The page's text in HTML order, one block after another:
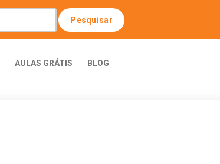
AULAS GRÁTIS BLOG